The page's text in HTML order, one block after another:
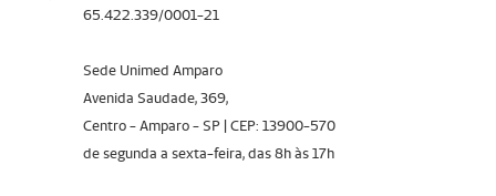
65.422.339/0001-21
Sede Unimed Amparo
Avenida Saudade, 369,
Centro - Amparo - SP | CEP: 13900-570
de segunda a sexta-feira, das 8h às 17h